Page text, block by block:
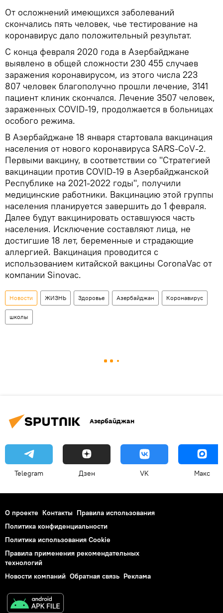
От осложнений имеющихся заболеваний
скончались пять человек, чье тестирование на
коронавирус дало положительный результат.
С конца февраля 2020 года в Азербайджане
выявлено в общей сложности 230 455 случаев
заражения коронавирусом, из этого числа 223
807 человек благополучно прошли лечение, 3141
пациент клиник скончался. Лечение 3507 человек,
зараженных COVID-19, продолжается в больницах
особого режима.
В Азербайджане 18 января стартовала вакцинация
населения от нового коронавируса SARS-CoV-2.
Первыми вакцину, в соответствии со "Стратегией
вакцинации против COVID-19 в Азербайджанской
Республике на 2021-2022 годы", получили
медицинские работники. Вакцинацию этой группы
населения планируется завершить до 1 февраля.
Далее будут вакцинировать оставшуюся часть
населения. Исключение составляют лица, не
достигшие 18 лет, беременные и страдающие
аллергией. Вакцинация проводится с
использованием китайской вакцины CoronaVac от
компании Sinovac.
Новости ЖИЗНЬ Здоровье Азербайджан Коронавирус
школы
Азербайджан
Telegram Дзен VK Макс
О проекте Контакты Правила использования
Политика конфиденциальности
Политика использования Cookie
Правила применения рекомендательных
технологий
Новости компаний Обратная связь Реклама